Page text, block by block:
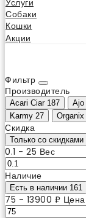
Услуги
Собаки
Кошки
Акции
Фильтр
Производитель
Acari Ciar 187 Ajo
Karmy 27 Organix
Скидка
Только со cкидками
0.1 - 25 Вес
Наличие
Есть в наличии 161
75 - 13900 ₽ Цена